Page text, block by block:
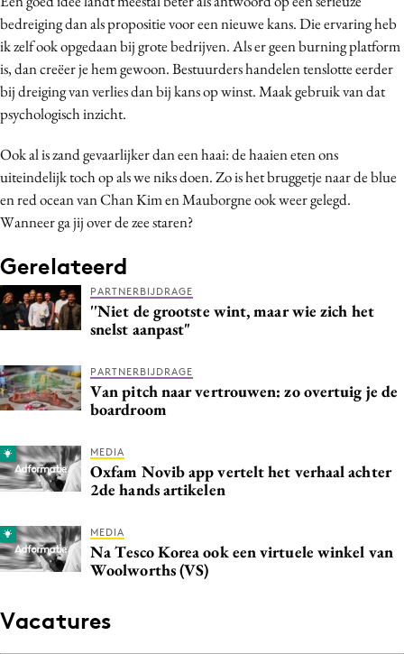
bedreiging dan als propositie voor een nieuwe kans. Die ervaring heb
ik zelf ook opgedaan bij grote bedrijven. Als er geen burning platform
is, dan creëer je hem gewoon. Bestuurders handelen tenslotte eerder
bij dreiging van verlies dan bij kans op winst. Maak gebruik van dat
psychologisch inzicht.
Ook al is zand gevaarlijker dan een haai: de haaien eten ons
uiteindelijk toch op als we niks doen. Zo is het bruggetje naar de blue
en red ocean van Chan Kim en Mauborgne ook weer gelegd.
Wanneer ga jij over de zee staren?
Gerelateerd
PARTNERBIJDRAGE
''Niet de grootste wint, maar wie zich het
snelst aanpast"
PARTNERBIJDRAGE
Van pitch naar vertrouwen: zo overtuig je de
boardroom
MEDIA
Oxfam Novib app vertelt het verhaal achter
2de hands artikelen
MEDIA
Na Tesco Korea ook een virtuele winkel van
Woolworths (VS)
Vacatures